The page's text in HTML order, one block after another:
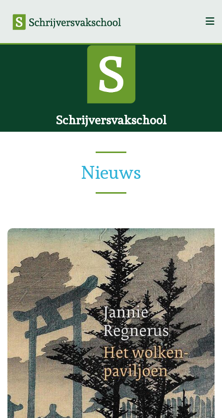
Schrijversvakschool
Nieuws